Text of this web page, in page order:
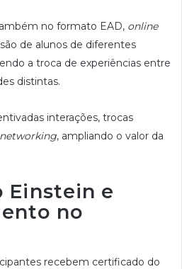
no formato EAD, online
de alunos de diferentes
a troca de experiências entre
distintas.
interações, trocas
networking, ampliando o valor da
Einstein e
no
recebem certificado do